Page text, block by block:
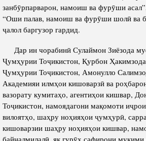
Тарҷумаи ҳол
Мақолаҳо
Хадамоти матбуот
ПРЕЗИДЕНТИ ҶУМҲУРИИ
Роҳбарон ва кормандон
занбӯрпарварон, намоиш ва фурӯши
“Оши палав, намоиш ва фурӯши шолӣ ва
ҷалол баргузор гардид.
Дар ин чорабинӣ Сулаймон Зиёзода
Ҷумҳурии Тоҷикистон, Қурбон
Ҷумҳурии Тоҷикистон, Амонулло
Академияи илмҳои кишоварзӣ ва
вазорату кумитаҳо, агентиҳои кишвар,
Тоҷикистон, намоядагони мақомоти
вилоятҳо, шаҳру ноҳияҳои ҷумҳурӣ,
кишоварзии шаҳру ноҳияҳои кишвар,
байналмилалӣ, як гурӯҳ сафирони